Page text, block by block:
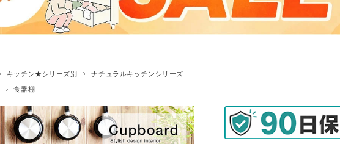
キッチン★シリーズ別
ナチュラルキッチンシリーズ
食器棚